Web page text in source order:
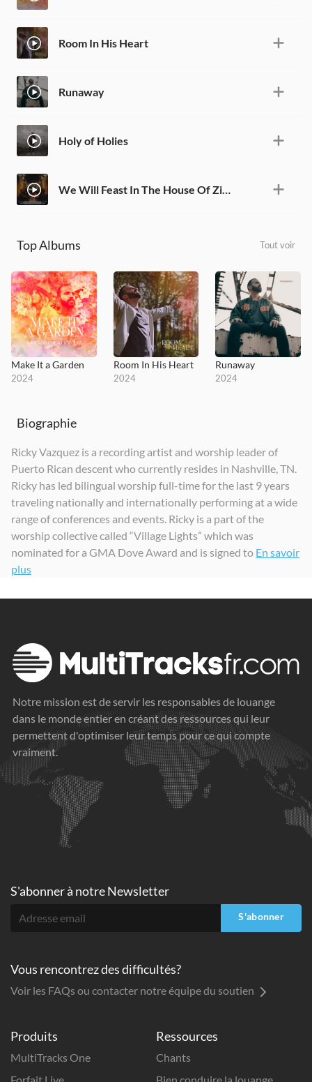
Room In His Heart
Runaway
Holy of Holies
Top Albums Tout voir
Make It a Garden
2024
Room In His Heart
2024
Runaway
2024
2024
Biographie
Ricky Vazquez is a recording artist and worship leader of
Puerto Rican descent who currently resides in Nashville, TN.
Ricky has led bilingual worship full-time for the last 9 years
traveling nationally and internationally performing at a wide
range of conferences and events. Ricky is a part of the
worship collective called “Village Lights” which was
nominated for a GMA Dove Award and is signed to En savoir
plus
Notre mission est de servir les responsables de louange
dans le monde entier en créant des ressources qui leur
permettent d'optimiser leur temps pour ce qui compte
vraiment.
Produits
MultiTracks One
Forfait Live
Ressources
Chants
Bien conduire la louange
S'abonner à notre Newsletter
S'abonner
Vous rencontrez des difficultés?
Voir les FAQs ou contacter notre équipe du soutien